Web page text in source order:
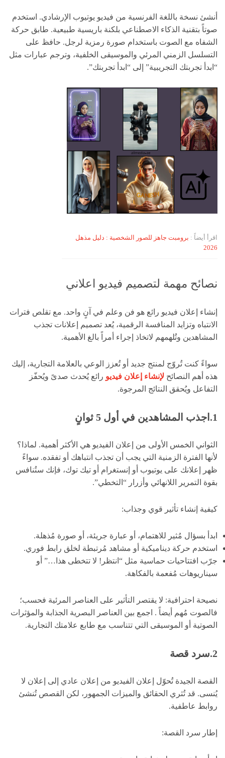
أنشئ نسخة باللغة الفرنسية من فيديو يوتيوب الإرشادي. استخدم
صوتاً بتقنية الذكاء الاصطناعي بلكنة باريسية طبيعية. طابق حركة
الشفاه مع الصوت باستخدام صورة رمزية لرجل. حافظ على
التسلسل الزمني المرئي والموسيقى الخلفية، وترجم عبارات مثل
“ابدأ تجربتك التجريبية” إلى “ابدأ تجربتك”.
اقرأ أيضاً : برومبت جاهز للصور الشخصية : دليل مذهل
2026
نصائح مهمة لتصميم فيديو اعلاني
إنشاء إعلان فيديو رائع هو فن وعلم في آنٍ واحد. مع تقلص فترات
الانتباه وتزايد المنافسة الرقمية، يُعد تصميم إعلانات تجذب
المشاهدين وتُلهمهم لاتخاذ إجراء أمراً بالغ الأهمية.
سواءً كنت تُروّج لمنتج جديد أو تُعزز الوعي بالعلامة التجارية، إليك
هذه أهم النصائح لإنشاء إعلان فيديو رائع يُحدث صدىً ويُحفّز
التفاعل ويُحقق النتائج المرجوة.
1.اجذب المشاهدين في أول 5 ثوانٍ
الثواني الخمس الأولى من إعلان الفيديو هي الأكثر أهمية. لماذا؟
لأنها الفترة الزمنية التي يجب أن تجذب انتباهك أو تفقده. سواءً
ظهر إعلانك على يوتيوب أو إنستغرام أو تيك توك، فإنك ستُنافس
بقوة التمرير اللانهائي وأزرار “التخطي”.
كيفية إنشاء تأثير قوي وجذاب:
ابدأ بسؤال مُثير للاهتمام، أو عبارة جريئة، أو صورة مُذهلة.
استخدم حركة ديناميكية أو مشاهد مُرتبطة لخلق رابط فوري.
جرّب افتتاحيات حماسية مثل “انتظر! لا تتخطى هذا…” أو
سيناريوهات مُفعمة بالفكاهة.
نصيحة احترافية: لا يقتصر التأثير على العناصر المرئية فحسب؛
فالصوت مُهم أيضاً . اجمع بين العناصر البصرية الجذابة والمؤثرات
الصوتية أو الموسيقى التي تتناسب مع طابع علامتك التجارية.
2.سرد قصة
القصة الجيدة تُحوّل إعلان الفيديو من إعلان عادي إلى إعلان لا
يُنسى. قد تُثري الحقائق والميزات الجمهور، لكن القصص تُنشئ
روابط عاطفية.
إطار سرد القصة: